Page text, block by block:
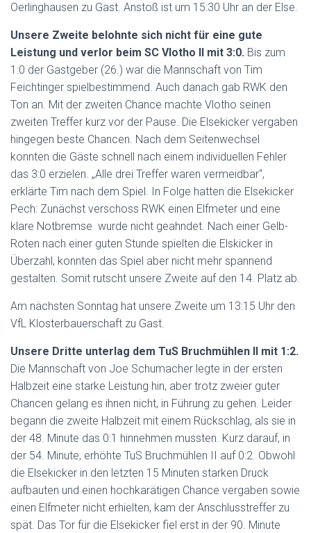
Oerlinghausen zu Gast. Anstoß ist um 15:30 Uhr an der Else.
Unsere Zweite belohnte sich nicht für eine gute
Leistung und verlor beim SC Vlotho II mit 3:0. Bis zum
1:0 der Gastgeber (26.) war die Mannschaft von Tim
Feichtinger spielbestimmend. Auch danach gab RWK den
Ton an. Mit der zweiten Chance machte Vlotho seinen
zweiten Treffer kurz vor der Pause. Die Elsekicker vergaben
hingegen beste Chancen. Nach dem Seitenwechsel
konnten die Gäste schnell nach einem individuellen Fehler
das 3:0 erzielen. „Alle drei Treffer waren vermeidbar“,
erklärte Tim nach dem Spiel. In Folge hatten die Elsekicker
Pech: Zunächst verschoss RWK einen Elfmeter und eine
klare Notbremse wurde nicht geahndet. Nach einer Gelb-
Roten nach einer guten Stunde spielten die Elskicker in
Überzahl, konnten das Spiel aber nicht mehr spannend
gestalten. Somit rutscht unsere Zweite auf den 14. Platz ab.
Am nächsten Sonntag hat unsere Zweite um 13:15 Uhr den
VfL Klosterbauerschaft zu Gast.
Unsere Dritte unterlag dem TuS Bruchmühlen II mit 1:2.
Die Mannschaft von Joe Schumacher legte in der ersten
Halbzeit eine starke Leistung hin, aber trotz zweier guter
Chancen gelang es ihnen nicht, in Führung zu gehen. Leider
begann die zweite Halbzeit mit einem Rückschlag, als sie in
der 48. Minute das 0:1 hinnehmen mussten. Kurz darauf, in
der 54. Minute, erhöhte TuS Bruchmühlen II auf 0:2. Obwohl
die Elsekicker in den letzten 15 Minuten starken Druck
aufbauten und einen hochkarätigen Chance vergaben sowie
einen Elfmeter nicht erhielten, kam der Anschlusstreffer zu
spät. Das Tor für die Elsekicker fiel erst in der 90. Minute